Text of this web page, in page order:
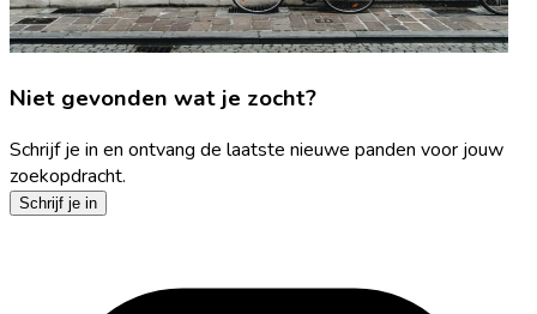
Niet gevonden wat je zocht?
Schrijf je in en ontvang de laatste nieuwe panden voor jouw
zoekopdracht.
Schrijf je in